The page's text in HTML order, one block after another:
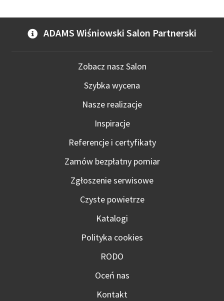
ADAMS Wiśniowski Salon Partnerski
Zobacz nasz Salon
Szybka wycena
Nasze realizacje
Inspiracje
Referencje i certyfikaty
Zamów bezpłatny pomiar
Zgłoszenie serwisowe
Czyste powietrze
Katalogi
Polityka cookies
RODO
Oceń nas
Kontakt